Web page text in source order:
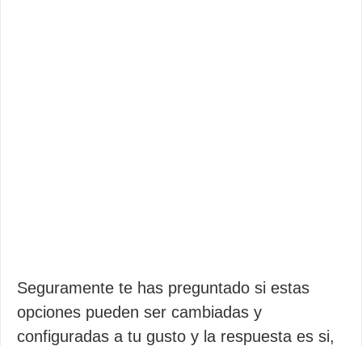
Seguramente te has preguntado si estas
opciones pueden ser cambiadas y
configuradas a tu gusto y la respuesta es si,